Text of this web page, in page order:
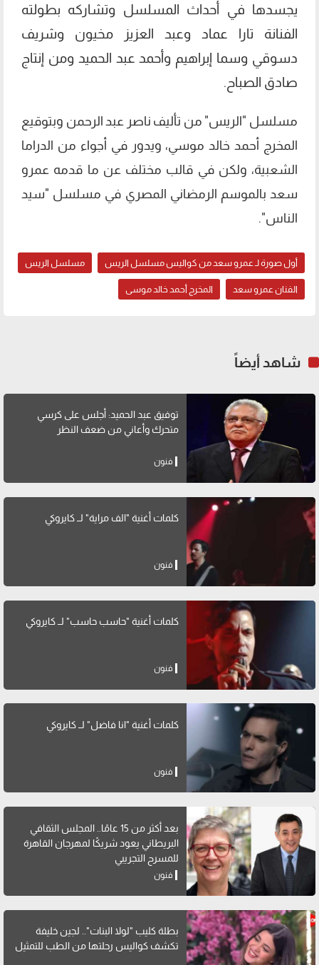
يجسدها في أحداث المسلسل وتشاركه بطولته
الفنانة تارا عماد وعبد العزيز مخيون وشريف
دسوقي وسما إبراهيم وأحمد عبد الحميد ومن إنتاج
صادق الصباح.
مسلسل "الريس" من تأليف ناصر عبد الرحمن وبتوقيع
المخرج أحمد خالد موسي، ويدور في أجواء من الدراما
الشعبية، ولكن في قالب مختلف عن ما قدمه عمرو
سعد بالموسم الرمضاني المصري في مسلسل "سيد
الناس".
أول صورة لـ عمرو سعد من كواليس مسلسل الريس مسلسل الريس
الفنان عمرو سعد المخرج أحمد خالد موسى
شاهد أيضاً
توفيق عبد الحميد: أجلس على كرسي
متحرك وأعاني من ضعف النظر
فنون
كلمات أغنية "الف مراية" لــ كايروكي
فنون
كلمات أغنية "حاسب حاسب" لــ كايروكي
فنون
كلمات أغنية "انا فاضل" لــ كايروكي
فنون
بعد أكثر من 15 عامًا.. المجلس الثقافي
البريطاني يعود شريكًا لمهرجان القاهرة
للمسرح التجريبي
فنون
بطلة كليب "لولا البنات".. لجين خليفة
تكشف كواليس رحلتها من الطب للتمثيل